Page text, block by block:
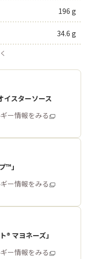
196 g
34.6 g
イスターソース
ー情報をみる
™」
ー情報をみる
® マヨネーズ」
ー情報をみる